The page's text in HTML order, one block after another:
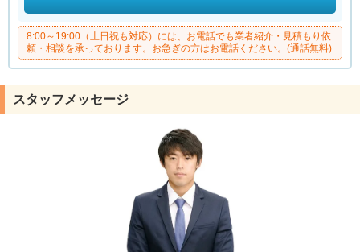
8:00～19:00（土日祝も対応）には、お電話でも業者紹介・見積もり依
頼・相談を承っております。お急ぎの方はお電話ください。(通話無料)
スタッフメッセージ